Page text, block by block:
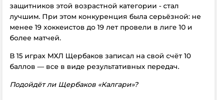
защитников этой возрастной категории - стал
лучшим. При этом конкуренция была серьёзной: не
менее 19 хоккеистов до 19 лет провели в лиге 10 и
более матчей.
В 15 играх МХЛ Щербаков записал на свой счёт 10
баллов — все в виде результативных передач.
Подойдёт ли Щербаков «Калгари»?